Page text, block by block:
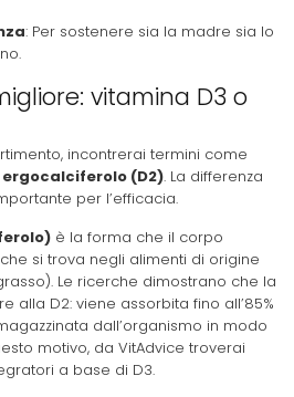
: Per sostenere sia la madre sia lo
vitamina D3 o
incontrerai termini come
ergocalciferolo (D2). La differenza
per l’efficacia.
è la forma che il corpo
si trova negli alimenti di origine
Le ricerche dimostrano che la
alla D2: viene assorbita fino all’85%
dall’organismo in modo
motivo, da VitAdvice troverai
a base di D3.